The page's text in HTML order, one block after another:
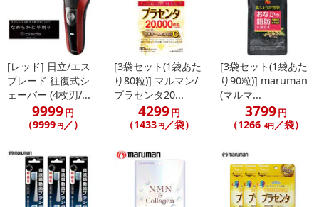
■充電式のようなパワーを持ちながら、頻繫な充電の手間や充電器の
置き場所の問題も不要
■40,000ストロークの音波振動を誇るプロソニックMAXでしっかり
とした歯のケアをサポートします。
■超極細毛で歯周ポケットまで届く
■水洗い可能な防水仕様 IPX7防水設計
【仕様】
・超極細毛ブラシ
・乾電池式(単4×2本) ※別途お求めください
・本体材質：ABS樹脂
[レッド] 日立/エス
ブレード 往復式シ
ェーバー (4枚刃/...
9999円
（9999 円／）
[3袋セット(1袋あた
り80粒)] マルマン/
プラセンタ20...
4299円
（1433 円 ／袋）
[3袋セット(1袋あた
り90粒)] maruman
(マルマ...
3799円
（1266.4円 ／袋）